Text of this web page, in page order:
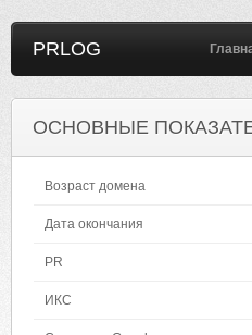
PRLOG
ОСНОВНЫЕ
Возраст домена
Дата окончания
PR
ИКС